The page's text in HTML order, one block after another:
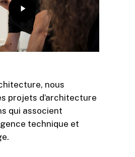
nous
projets d’architecture
qui associent
technique et